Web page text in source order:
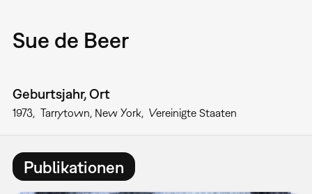
Sue de Beer
Geburtsjahr, Ort
1973 Tarrytown, New York Vereinigte Staaten
Publikationen